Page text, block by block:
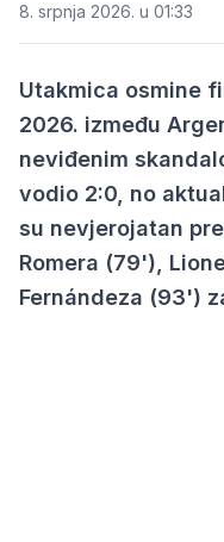
8. srpnja 2026. u 01:33
Utakmica osmine
2026. između
neviđenim
vodio 2:0, no
su nevjerojatan
Romera (79'),
Fernándeza (93')